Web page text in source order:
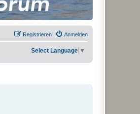
Anmelden
Registrieren
Select Language ▼